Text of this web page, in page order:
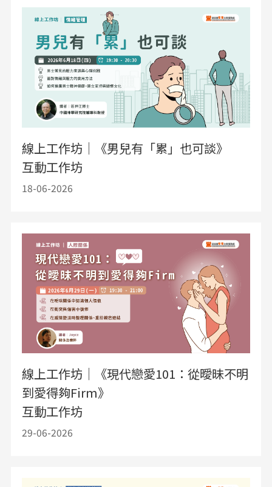
線上工作坊｜《男兒有「累」也可談》
互動工作坊
18-06-2026
線上工作坊｜《現代戀愛101：從曖昧不明
到愛得夠Firm》
互動工作坊
29-06-2026